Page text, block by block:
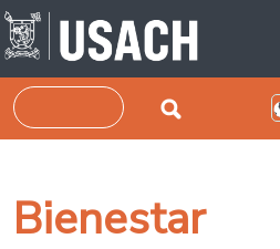
Pasar al contenido principal
Buscar
Bienestar